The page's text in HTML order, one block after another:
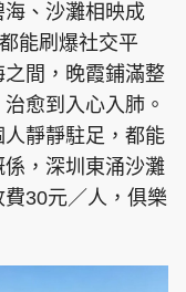
、沙灘相映成
能刷爆社交平
間，晚霞鋪滿整
愈到入心入肺。
靜靜駐足，都能
，深圳東涌沙灘
30元／人，俱樂